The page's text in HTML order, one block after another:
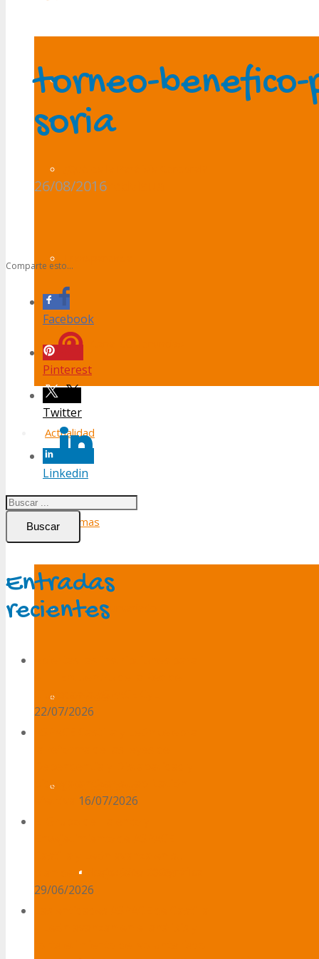
Presentación
Actualidad
Programas
Ocio y voluntariado
torneo-benefico-
soria
26/08/2016
Comparte esto...
Facebook
Pinterest
Twitter
Linkedin
Buscar
Entradas
recientes
Ciudadanía ASPACE CyL
22/07/2026
pide garantizar su aplicación
16/07/2026
plan de trabajo para 2026
29/06/2026